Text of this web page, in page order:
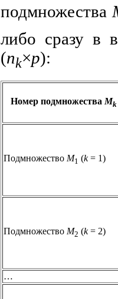
подмножества
либо сразу в
(nk×p):
Номер подмножества Mk
Подмножество M1 (k= 1)
Подмножество M2 (k= 2)
…